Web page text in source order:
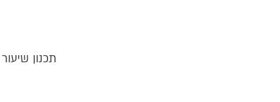
תכנון